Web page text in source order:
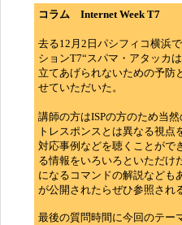
コラム Internet Week T7
去る12月2日パシフィコ横浜
ションT7“スパマ・アタッカ
立てあげられないための予防
せていただいた。
講師の方はISPの方のため当
トレスポンスとは異なる視
対応事例などを聴くことがで
る情報をいろいろといただけ
になるコマンドの解説なども
が公開されたらぜひ参照され
最後の質問時間に今回のテー